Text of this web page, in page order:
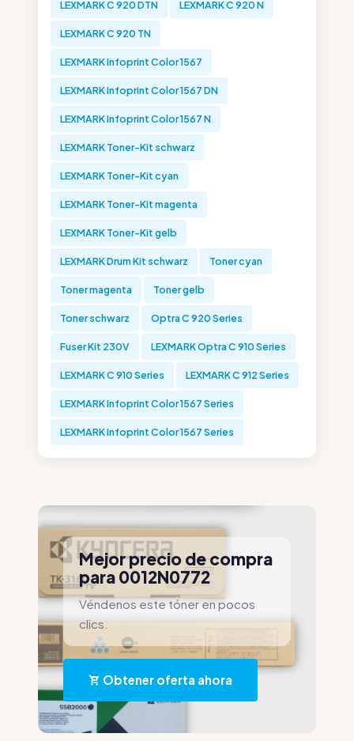
LEXMARK C 920 DTN LEXMARK C 920 N
LEXMARK C 920 TN
LEXMARK Infoprint Color 1567
LEXMARK Infoprint Color 1567 DN
LEXMARK Infoprint Color 1567 N
LEXMARK Toner-Kit schwarz
LEXMARK Toner-Kit cyan
LEXMARK Toner-Kit magenta
LEXMARK Toner-Kit gelb
LEXMARK Drum Kit schwarz Toner cyan
Toner magenta Toner gelb
Toner schwarz Optra C 920 Series
Fuser Kit 230V LEXMARK Optra C 910 Series
LEXMARK C 910 Series LEXMARK C 912 Series
LEXMARK Infoprint Color 1567 Series
LEXMARK Infoprint Color 1567 Series
Mejor precio de compra
para 0012N0772
Véndenos este tóner en pocos
clics.
Obtener oferta ahora